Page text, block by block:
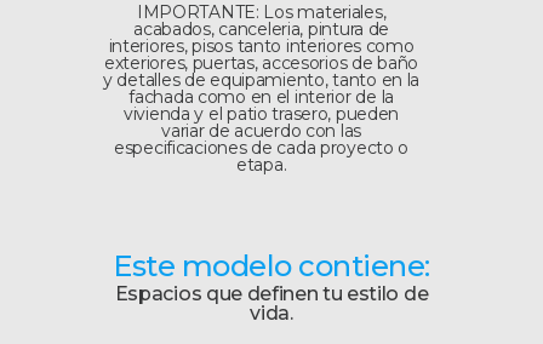
IMPORTANTE: Los materiales,
acabados, canceleria, pintura de
interiores, pisos tanto interiores como
exteriores, puertas, accesorios de baño
y detalles de equipamiento, tanto en la
fachada como en el interior de la
vivienda y el patio trasero, pueden
variar de acuerdo con las
especificaciones de cada proyecto o
etapa.
Este modelo contiene:
Espacios que definen tu estilo de
vida.